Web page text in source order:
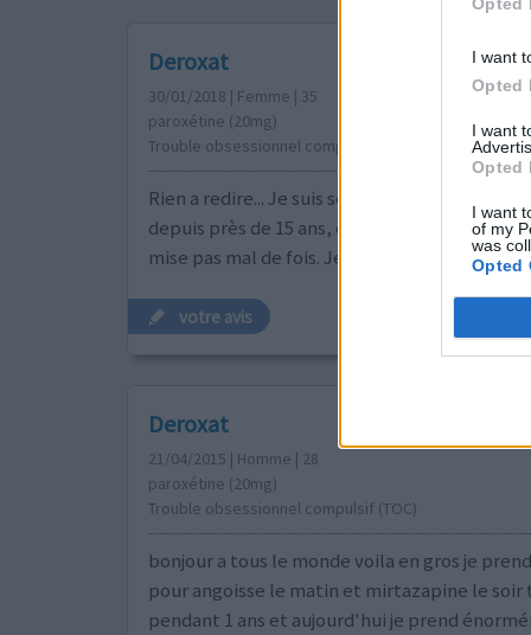
I want
Opted
I want
Opted
I want
of my
was
Opted
Deroxat
30/01/2018 | Femme | 35
paroxétine (20mg)
Trouble obsessionnel compulsif (TOC)
Rien a redire... Je suis sous déroxat
depuis près de 15 ans, et ce médicament m'a
mise pas mal de fois. Je recommande
votre avis
Deroxat
21/04/2015 | Homme | 28
paroxétine (20mg)
Trouble obsessionnel compulsif (TOC)
bonjour a tous le monde voila en gros je
pour angoisse le matin et mirtazapine le
pendant 1 ans et aujourd'hui je prend